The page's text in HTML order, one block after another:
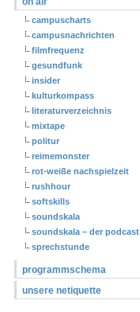
campuscharts
campusnachrichten
filmfrequenz
gesundfunk
insider
kulturkompass
literaturverzeichnis
mixtape
politur
reimemonster
rot-weiße nachspielzeit
rushhour
softskills
soundskala
soundskala – der podcast
sprechstunde
programmschema
unsere netiquette